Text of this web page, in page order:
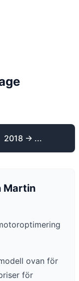
2018 -> ...
Martin
ovan för
för